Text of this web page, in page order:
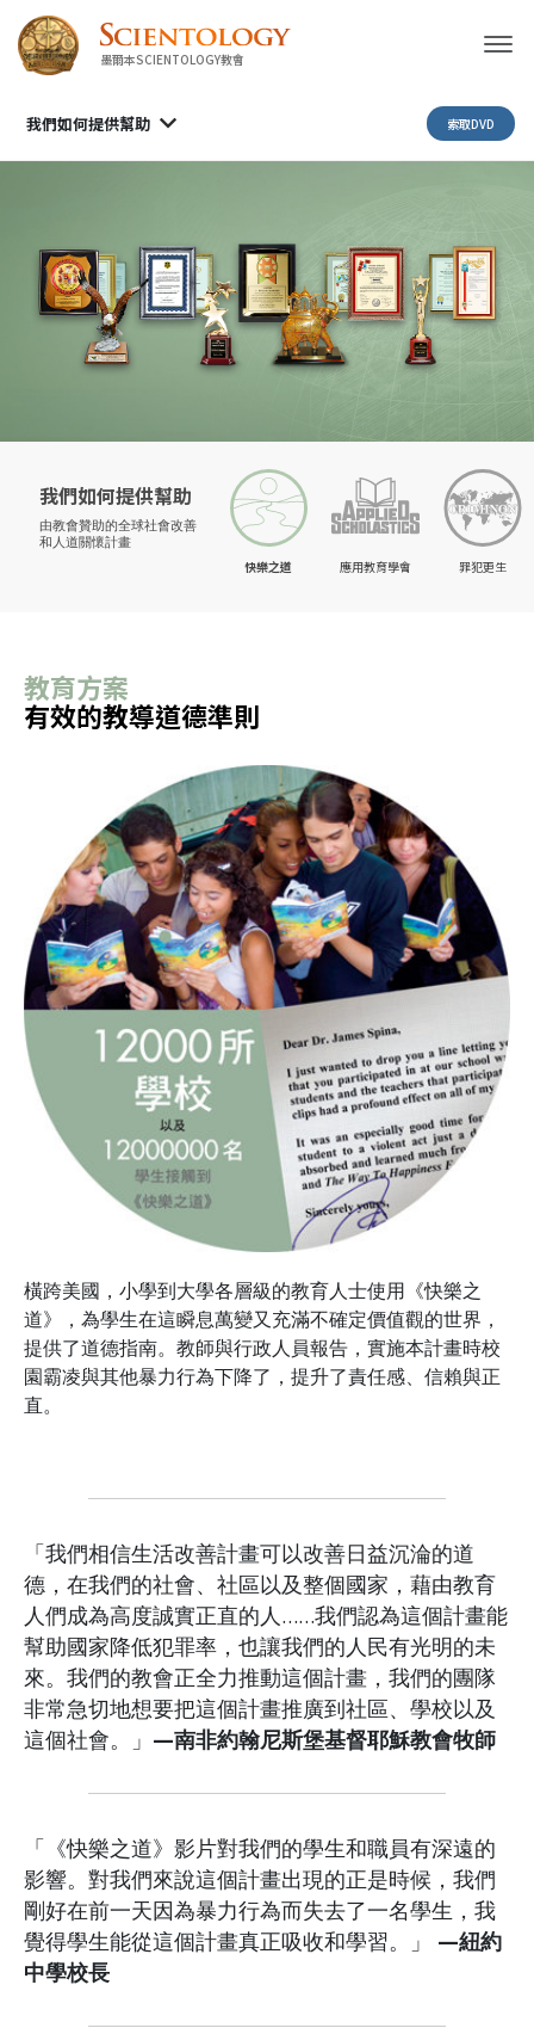
墨爾本SCIENTOLOGY教會
我們如何提供幫助 索取DVD
我們如何提供幫助
由教會贊助的全球社會改善
和人道關懷計畫
快樂之道
應用教育學會 罪犯更生
教育方案
有效的教導道德準則
橫跨美國，小學到大學各層級的教育人士使用《快樂之
道》，為學生在這瞬息萬變又充滿不確定價值觀的世界，
提供了道德指南。教師與行政人員報告，實施本計畫時校
園霸凌與其他暴力行為下降了，提升了責任感、信賴與正
直。
「我們相信生活改善計畫可以改善日益沉淪的道
德，在我們的社會、社區以及整個國家，藉由教育
人們成為高度誠實正直的人……我們認為這個計畫能
幫助國家降低犯罪率，也讓我們的人民有光明的未
來。我們的教會正全力推動這個計畫，我們的團隊
非常急切地想要把這個計畫推廣到社區、學校以及
這個社會。」 —南非約翰尼斯堡基督耶穌教會牧師
「《快樂之道》影片對我們的學生和職員有深遠的
影響。對我們來說這個計畫出現的正是時候，我們
剛好在前一天因為暴力行為而失去了一名學生，我
覺得學生能從這個計畫真正吸收和學習。」 —紐約
中學校長